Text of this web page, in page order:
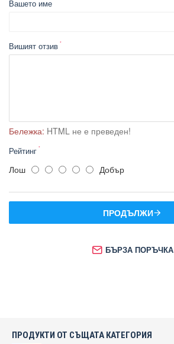
Вашето име
Вишият отзив
Бележка: HTML не е преведен!
Рейтинг
Лош Добър
ПРОДЪЛЖИ
БЪРЗА ПОРЪЧКА
ПРОДУКТИ ОТ СЪЩАТА КАТЕГОРИЯ